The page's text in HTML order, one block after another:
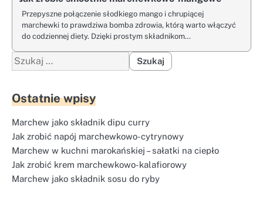
Przepyszne połączenie słodkiego mango i chrupiącej
marchewki to prawdziwa bomba zdrowia, którą warto włączyć
do codziennej diety. Dzięki prostym składnikom…
Szukaj:
Ostatnie wpisy
Marchew jako składnik dipu curry
Jak zrobić napój marchewkowo-cytrynowy
Marchew w kuchni marokańskiej – sałatki na ciepło
Jak zrobić krem marchewkowo-kalafiorowy
Marchew jako składnik sosu do ryby